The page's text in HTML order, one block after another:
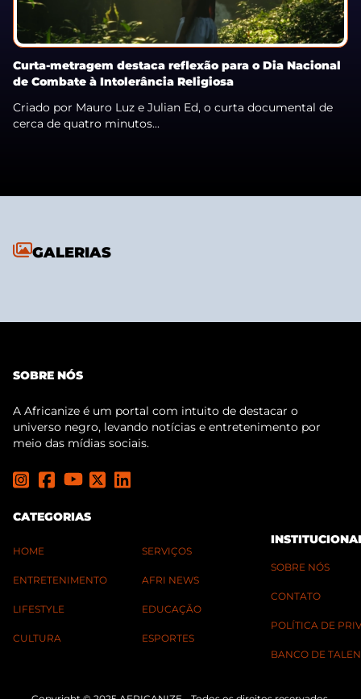
Curta-metragem destaca reflexão para o Dia Nacional
de Combate à Intolerância Religiosa
Criado por Mauro Luz e Julian Ed, o curta documental de
cerca de quatro minutos...
GALERIAS
SOBRE NÓS
A Africanize é um portal com intuito de destacar o
universo negro, levando notícias e entretenimento por
meio das mídias sociais.
CATEGORIAS
HOME
ENTRETENIMENTO
LIFESTYLE
CULTURA
SERVIÇOS
AFRI NEWS
EDUCAÇÃO
ESPORTES
SOBRE NÓS
CONTATO
POLÍTICA DE
BANCO DE